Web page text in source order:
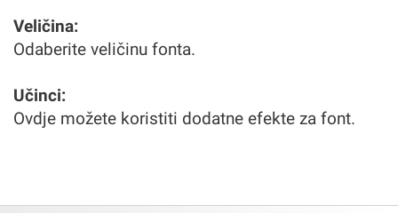
Veličina:
Odaberite veličinu fonta.
Učinci:
Ovdje možete koristiti dodatne efekte za font.